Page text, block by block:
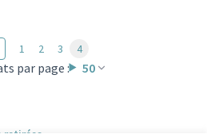
par page : 50
1 2 3 4
retirées